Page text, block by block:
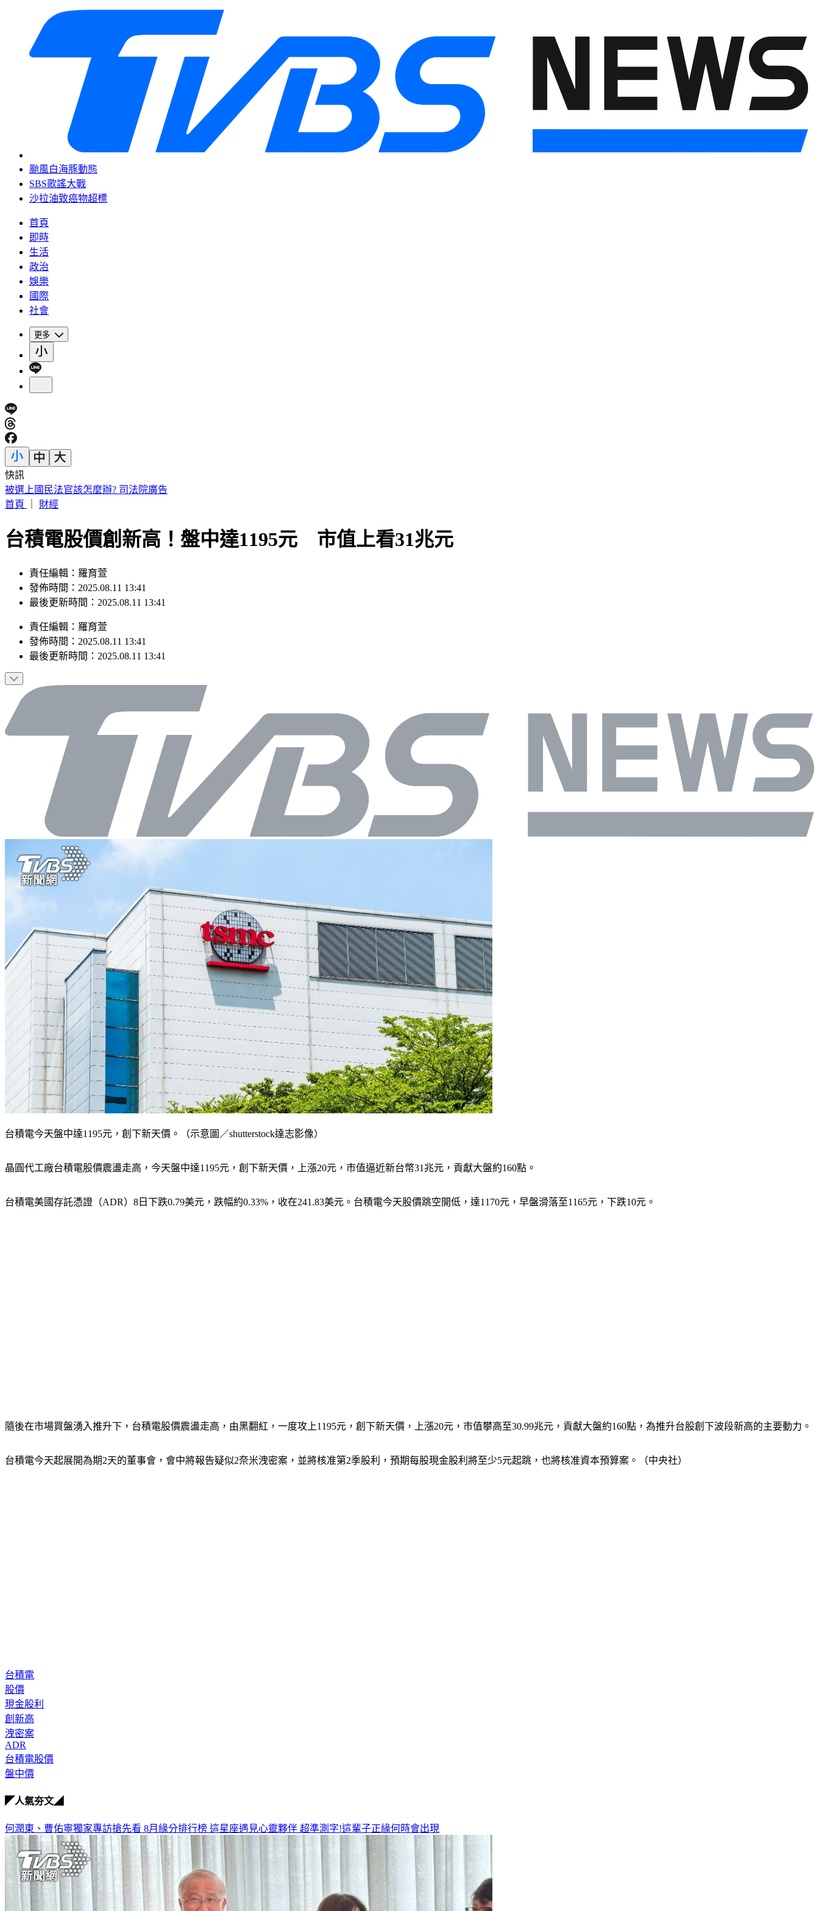
颱風白海豚動態
SBS歌謠大戰
沙拉油致癌物超標
首頁
即時
生活
政治
娛樂
國際
社會
更多
快訊
被選上國民法官該怎麼辦? 司法院廣告
首頁
財經
台積電股價創新高！盤中達1195元 市值上看31兆元
責任編輯：羅育萱
發佈時間：2025.08.11 13:41
最後更新時間：2025.08.11 13:41
責任編輯 ： 羅育萱
發佈時間： 2025.08.11 13:41
最後更新時間： 2025.08.11 13:41
台積電今天盤中達1195元，創下新天價。（示意圖／shutterstock達志影像）
晶圓代工廠台積電股價震盪走高，今天盤中達1195元，創下新天價，上漲20元，市值逼近新台幣31兆元，貢獻大盤約160點。
台積電美國存託憑證（ADR）8日下跌0.79美元，跌幅約0.33%，收在241.83美元。台積電今天股價跳空開低，達1170元，早盤滑落至1165元，下跌10元。
隨後在市場買盤湧入推升下，台積電股價震盪走高，由黑翻紅，一度攻上1195元，創下新天價，上漲20元，市值攀高至30.99兆元，貢獻大盤約160點，為推升台股創下波段新高的主要動力。
台積電今天起展開為期2天的董事會，會中將報告疑似2奈米洩密案，並將核准第2季股利，預期每股現金股利將至少5元起跳，也將核准資本預算案。（中央社）
台積電
股價
現金股利
創新高
洩密案
ADR
台積電股價
盤中價
◤人氣夯文◢
何潤東、曹佑寧獨家專訪搶先看 8月緣分排行榜 這星座遇見心靈夥伴 超準測字!這輩子正緣何時會出現